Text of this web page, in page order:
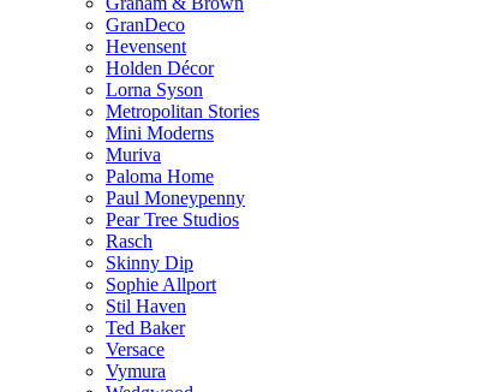
GranDeco
Hevensent
Holden Décor
Lorna Syson
Metropolitan Stories
Mini Moderns
Muriva
Paloma Home
Paul Moneypenny
Pear Tree Studios
Rasch
Skinny Dip
Sophie Allport
Stil Haven
Ted Baker
Versace
Vymura